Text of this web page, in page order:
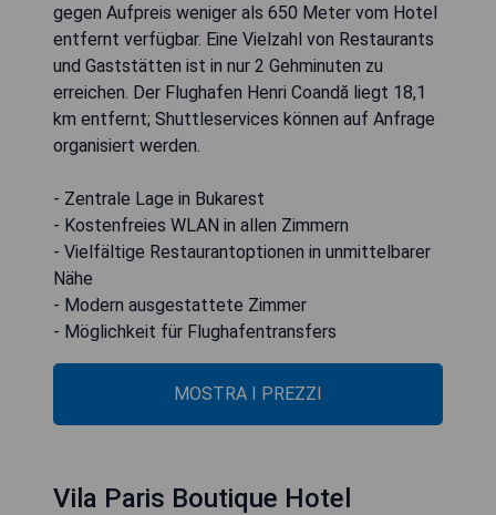
gegen Aufpreis weniger als 650 Meter vom Hotel
entfernt verfügbar. Eine Vielzahl von Restaurants
und Gaststätten ist in nur 2 Gehminuten zu
erreichen. Der Flughafen Henri Coandă liegt 18,1
km entfernt; Shuttleservices können auf Anfrage
organisiert werden.
- Zentrale Lage in Bukarest
- Kostenfreies WLAN in allen Zimmern
- Vielfältige Restaurantoptionen in unmittelbarer
Nähe
- Modern ausgestattete Zimmer
- Möglichkeit für Flughafentransfers
MOSTRA I PREZZI
Vila Paris Boutique Hotel